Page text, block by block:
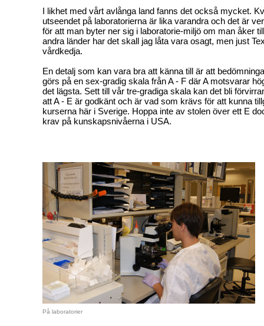
I likhet med vårt avlånga land fanns det också mycket.
utseendet på laboratorierna är lika varandra och det är
för att man byter ner sig i laboratorie-miljö om man åker
andra länder har det skall jag låta vara osagt, men just
vårdkedja.
En detalj som kan vara bra att känna till är att
görs på en sex-gradig skala från A - F där A motsvarar
det lägsta. Sett till vår tre-gradiga skala kan det bli
att A - E är godkänt och är vad som krävs för att kunna
kurserna här i Sverige. Hoppa inte av stolen över ett E
krav på kunskapsnivåerna i USA.
På laboratorier